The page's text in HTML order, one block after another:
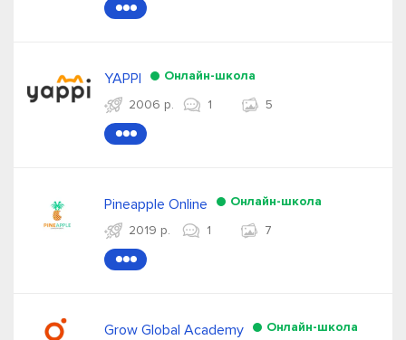
●●●
YAPPI
Онлайн-школа
2006 р.
1 5
●●●
Pineapple Online
Онлайн-школа
2019 р.
1 7
●●●
Grow Global Academy
Онлайн-школа